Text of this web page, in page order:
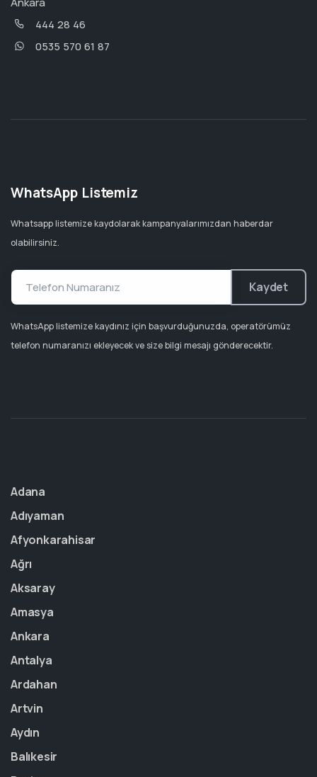
444 28 46
0535 570 61 87
WhatsApp Listemiz
Whatsapp listemize kaydolarak kampanyalarımızdan haberdar
olabilirsiniz.
Kaydet
WhatsApp listemize kaydınız için başvurduğunuzda, operatörümüz
telefon numaranızı ekleyecek ve size bilgi mesajı gönderecektir.
Adana
Adıyaman
Afyonkarahisar
Ağrı
Aksaray
Amasya
Ankara
Antalya
Ardahan
Artvin
Aydın
Balıkesir